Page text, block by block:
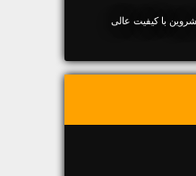
با کیفیت عالی